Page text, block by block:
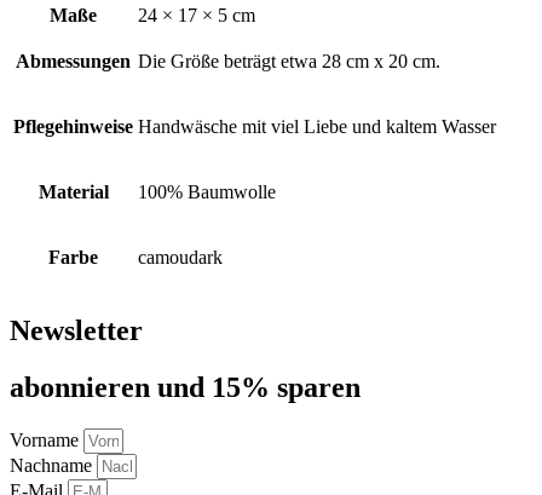
Maße
24 × 17 × 5 cm
Abmessungen Die Größe beträgt etwa 28 cm x 20 cm.
Pflegehinweise Handwäsche mit viel Liebe und kaltem Wasser
Material 100% Baumwolle
Farbe camoudark
Newsletter
abon­nie­ren und 15% sparen
Vorname
Nachname